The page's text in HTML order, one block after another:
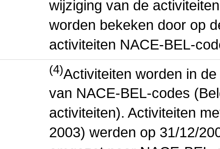
wijziging van de
worden bekeken door op
activiteiten NACE-BEL-
(4)Activiteiten worden in
van NACE-BEL-codes
activiteiten). Activiteiten
2003) werden op 31/12/